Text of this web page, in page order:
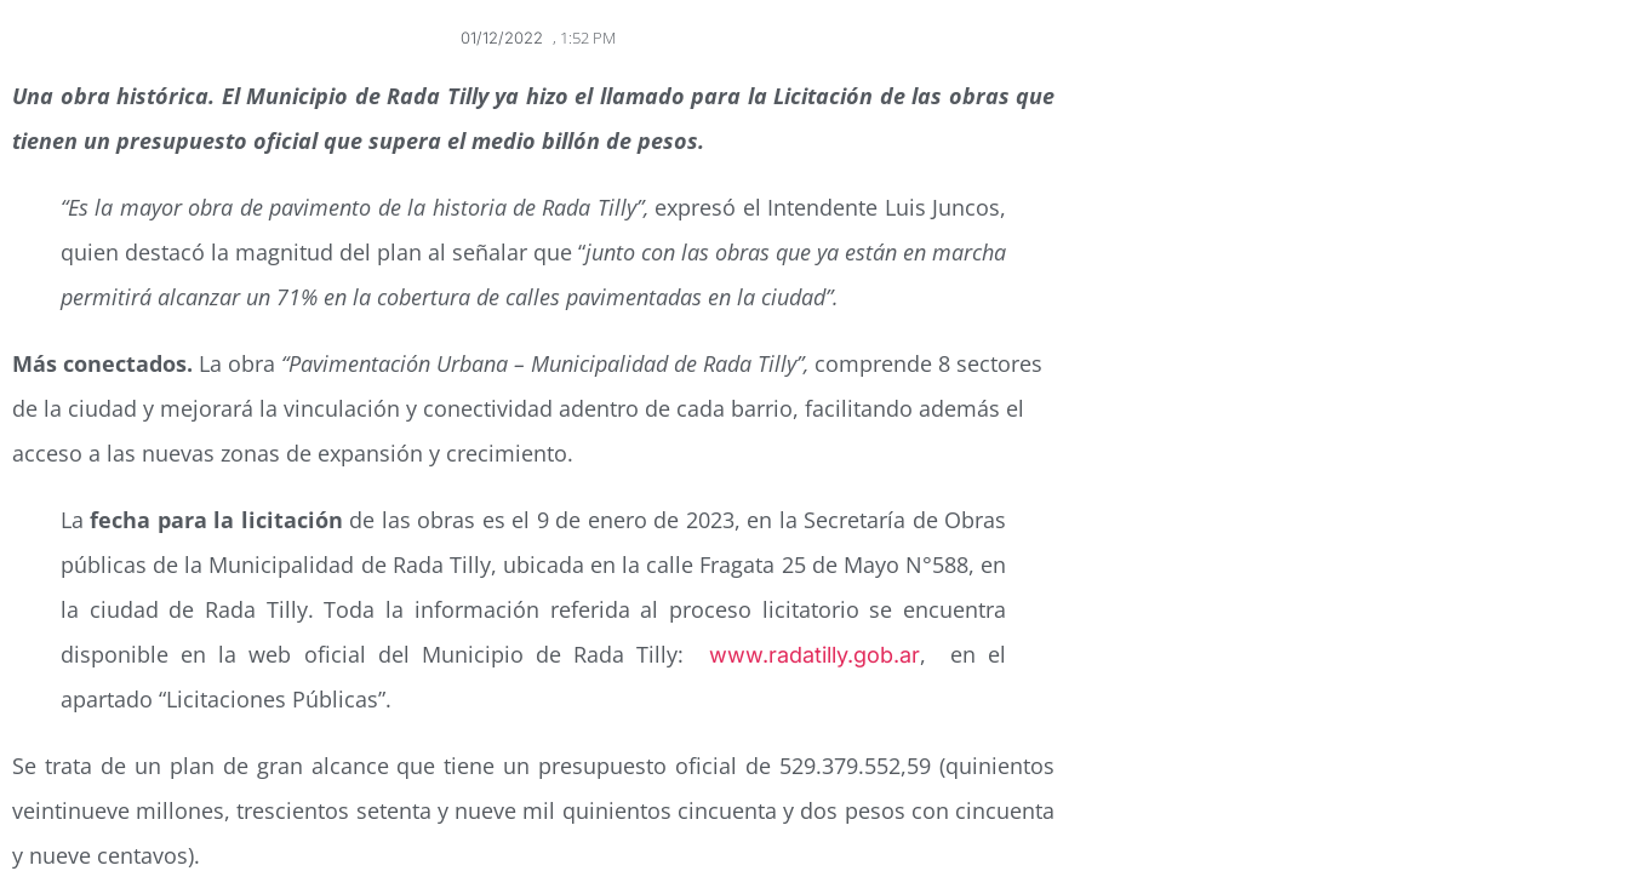
01/12/2022 , 1:52 PM
Una obra histórica. El Municipio de Rada Tilly ya hizo el llamado para la Licitación de las obras que
tienen un presupuesto oficial que supera el medio billón de pesos.
“Es la mayor obra de pavimento de la historia de Rada Tilly”, expresó el Intendente Luis Juncos,
quien destacó la magnitud del plan al señalar que “junto con las obras que ya están en marcha
permitirá alcanzar un 71% en la cobertura de calles pavimentadas en la ciudad”.
Más conectados. La obra “Pavimentación Urbana – Municipalidad de Rada Tilly”, comprende 8 sectores
de la ciudad y mejorará la vinculación y conectividad adentro de cada barrio, facilitando además el
acceso a las nuevas zonas de expansión y crecimiento.
Lafecha para la licitación de las obras es el 9 de enero de 2023, en la Secretaría de Obras
públicas de la Municipalidad de Rada Tilly, ubicada en la calle Fragata 25 de Mayo N°588, en
la ciudad de Rada Tilly. Toda la información referida al proceso licitatorio se encuentra
disponible en la web oficial del Municipio de Rada Tilly: www.radatilly.gob.ar, en el
apartado “Licitaciones Públicas”.
Se trata de un plan de gran alcance que tiene un presupuesto oficial de 529.379.552,59 (quinientos
veintinueve millones, trescientos setenta y nueve mil quinientos cincuenta y dos pesos con cincuenta
y nueve centavos).